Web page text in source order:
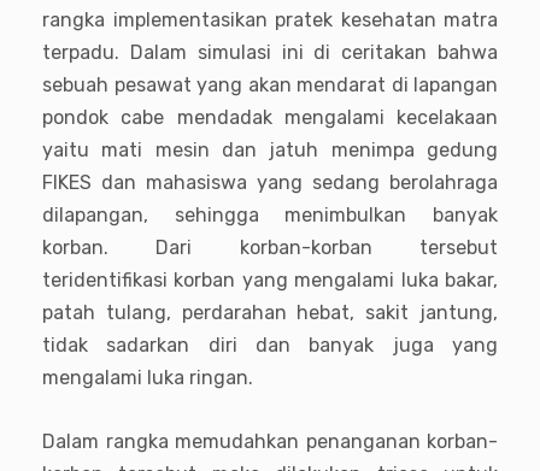
rangka implementasikan pratek kesehatan matra
terpadu. Dalam simulasi ini di ceritakan bahwa
sebuah pesawat yang akan mendarat di lapangan
pondok cabe mendadak mengalami kecelakaan
yaitu mati mesin dan jatuh menimpa gedung
FIKES dan mahasiswa yang sedang berolahraga
dilapangan, sehingga menimbulkan banyak
korban. Dari korban-korban tersebut
teridentifikasi korban yang mengalami luka bakar,
patah tulang, perdarahan hebat, sakit jantung,
tidak sadarkan diri dan banyak juga yang
mengalami luka ringan.
Dalam rangka memudahkan penanganan korban-